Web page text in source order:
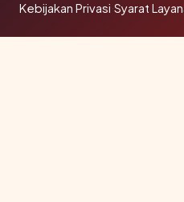
Kebijakan Privasi·Syarat